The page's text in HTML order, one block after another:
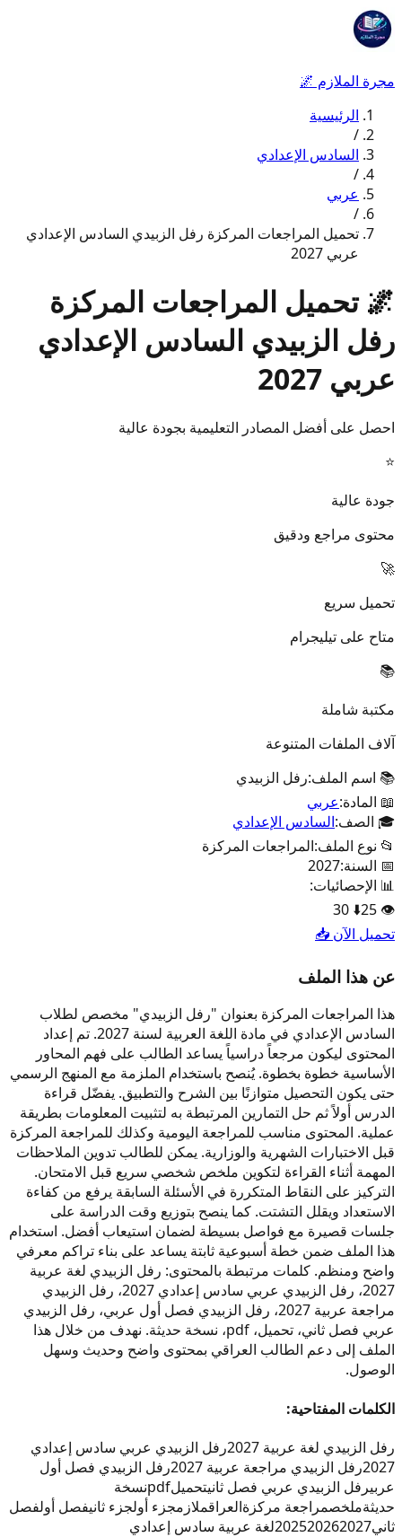
مجرة الملازم 🌌
الرئيسية
/
السادس الإعدادي
/
عربي
/
تحميل المراجعات المركزة رفل الزبيدي السادس الإعدادي
عربي 2027
🌌 تحميل المراجعات المركزة
رفل الزبيدي السادس الإعدادي
عربي 2027
احصل على أفضل المصادر التعليمية بجودة عالية
⭐
جودة عالية
محتوى مراجع ودقيق
🚀
تحميل سريع
متاح على تيليجرام
📚
مكتبة شاملة
آلاف الملفات المتنوعة
📚 اسم الملف:رفل الزبيدي
📖 المادة:عربي
🎓 الصف:السادس الإعدادي
📂 نوع الملف:المراجعات المركزة
📅 السنة:2027
📊 الإحصائيات:
👁️
25
⬇️
30
تحميل الآن 📥
عن هذا الملف
هذا المراجعات المركزة بعنوان "رفل الزبيدي" مخصص لطلاب
السادس الإعدادي في مادة اللغة العربية لسنة 2027. تم إعداد
المحتوى ليكون مرجعاً دراسياً يساعد الطالب على فهم المحاور
الأساسية خطوة بخطوة. يُنصح باستخدام الملزمة مع المنهج الرسمي
حتى يكون التحصيل متوازنًا بين الشرح والتطبيق. يفضّل قراءة
الدرس أولاً ثم حل التمارين المرتبطة به لتثبيت المعلومات بطريقة
عملية. المحتوى مناسب للمراجعة اليومية وكذلك للمراجعة المركزة
قبل الاختبارات الشهرية والوزارية. يمكن للطالب تدوين الملاحظات
المهمة أثناء القراءة لتكوين ملخص شخصي سريع قبل الامتحان.
التركيز على النقاط المتكررة في الأسئلة السابقة يرفع من كفاءة
الاستعداد ويقلل التشتت. كما ينصح بتوزيع وقت الدراسة على
جلسات قصيرة مع فواصل بسيطة لضمان استيعاب أفضل. استخدام
هذا الملف ضمن خطة أسبوعية ثابتة يساعد على بناء تراكم معرفي
واضح ومنظم. كلمات مرتبطة بالمحتوى: رفل الزبيدي لغة عربية
2027، رفل الزبيدي عربي سادس إعدادي 2027، رفل الزبيدي
مراجعة عربية 2027، رفل الزبيدي فصل أول عربي، رفل الزبيدي
عربي فصل ثاني، تحميل، pdf، نسخة حديثة. نهدف من خلال هذا
الملف إلى دعم الطالب العراقي بمحتوى واضح وحديث وسهل
الوصول.
الكلمات المفتاحية:
رفل الزبيدي لغة عربية 2027
رفل الزبيدي عربي سادس إعدادي
2027رفل الزبيدي مراجعة عربية 2027
رفل الزبيدي فصل أول
عربيرفل الزبيدي عربي فصل ثانيتحميلpdfنسخة
حديثةملخصمراجعة مركزةالعراقملازمجزء أولجزء ثانيفصل أولفصل
ثاني
202520262027 لغة عربية سادس إعدادي